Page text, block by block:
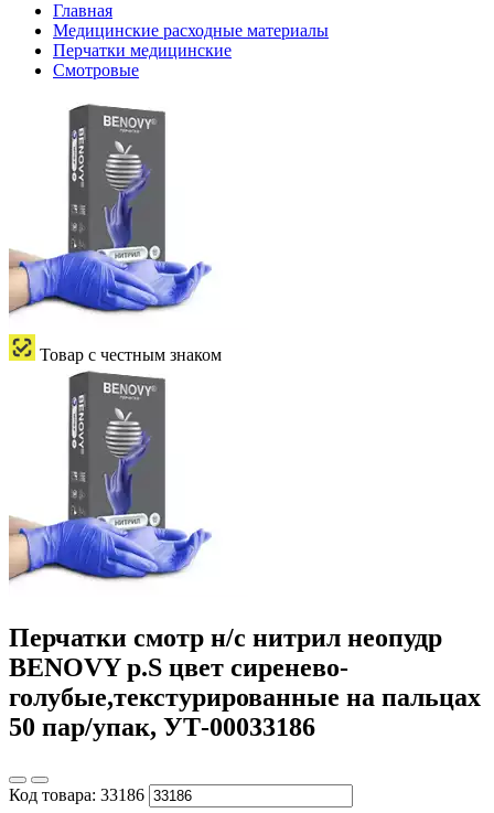
Главная
Медицинские расходные материалы
Перчатки медицинские
Смотровые
Товар с честным знаком
Перчатки смотр н/с нитрил неопудр
BENOVY р.S цвет сиренево-
голубые,текстурированные на пальцах
50 пар/упак, УТ-00033186
Код товара: 33186